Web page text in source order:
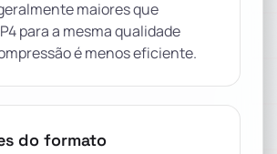
maiores que
para a mesma qualidade
é menos eficiente.
do formato